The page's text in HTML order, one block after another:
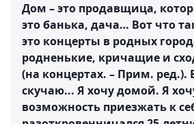
Дом – это продавщица,
это банька, дача… Вот что
это концерты в родных
родненькие, кричащие и
(на концертах. – Прим. ред.).
скучаю... Я хочу домой. Я
возможность приезжать к